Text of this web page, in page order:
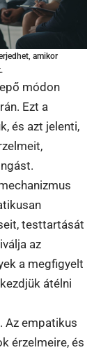
amikor
módon
Ezt a
és azt jelenti,
testtartását
az
a megfigyelt
átélni
. Az empatikus
érzelmeire, és